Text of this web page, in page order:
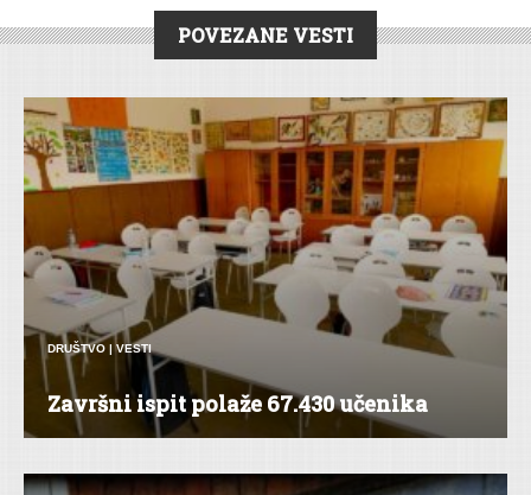
POVEZANE VESTI
DRUŠTVO |VESTI
Završni ispit polaže 67.430 učenika